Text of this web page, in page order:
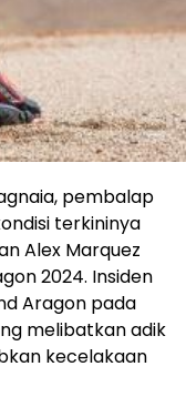
pembalap
terkininya
Alex Marquez
2024. Insiden
Aragon pada
melibatkan adik
kecelakaan